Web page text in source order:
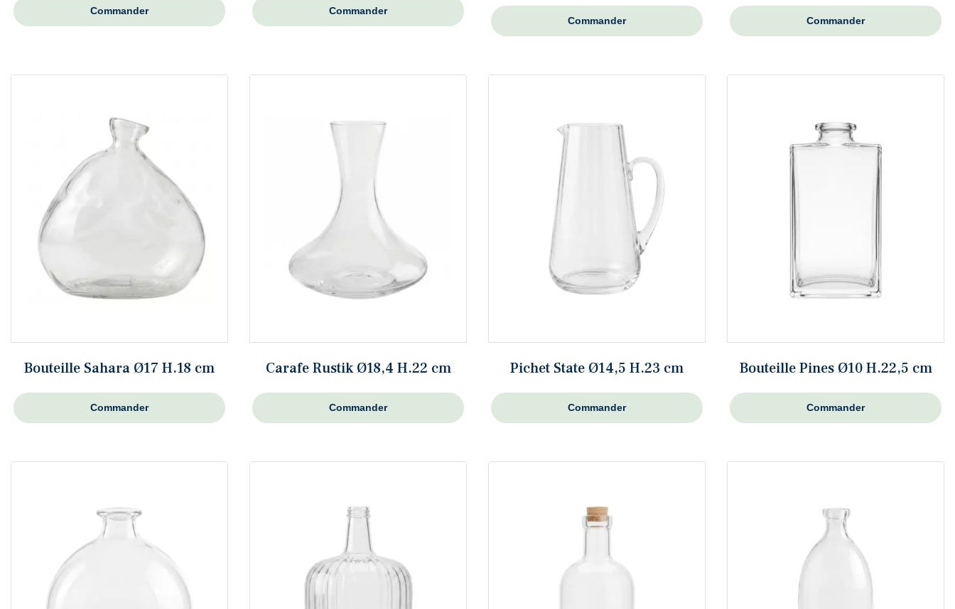
Commander Commander
Commander Commander
Bouteille Sahara Ø17 H.18 cm
Commander
Carafe Rustik Ø18,4 H.22 cm
Commander
Pichet State Ø14,5 H.23 cm
Commander
Bouteille Pines Ø10 H.22,5 cm
Commander